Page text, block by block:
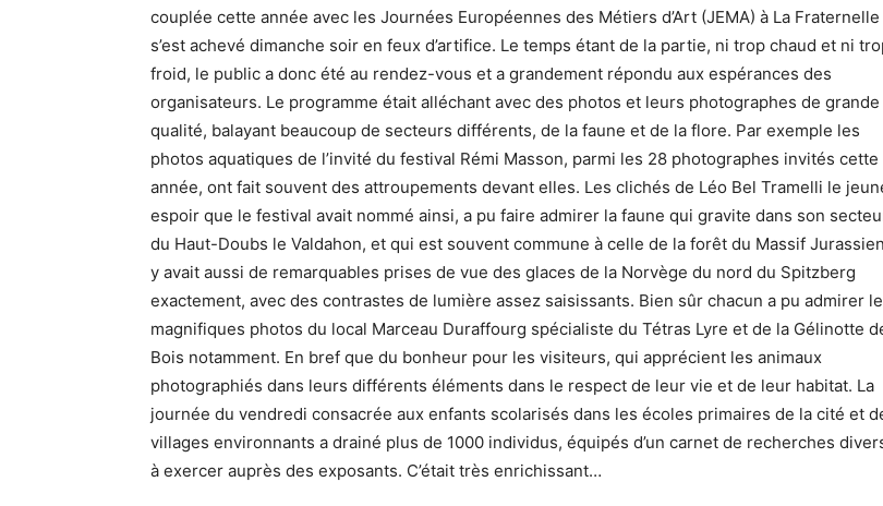
couplée cette année avec les Journées Européennes des Métiers d’Art (JEMA) à La Fraternelle
s’est achevé dimanche soir en feux d’artifice. Le temps étant de la partie, ni trop chaud et ni
froid, le public a donc été au rendez-vous et a grandement répondu aux espérances des
organisateurs. Le programme était alléchant avec des photos et leurs photographes de grande
qualité, balayant beaucoup de secteurs différents, de la faune et de la flore. Par exemple les
photos aquatiques de l’invité du festival Rémi Masson, parmi les 28 photographes invités cette
année, ont fait souvent des attroupements devant elles. Les clichés de Léo Bel Tramelli le
espoir que le festival avait nommé ainsi, a pu faire admirer la faune qui gravite dans son
du Haut-Doubs le Valdahon, et qui est souvent commune à celle de la forêt du Massif
y avait aussi de remarquables prises de vue des glaces de la Norvège du nord du Spitzberg
exactement, avec des contrastes de lumière assez saisissants. Bien sûr chacun a pu admirer
magnifiques photos du local Marceau Duraffourg spécialiste du Tétras Lyre et de la Gélinotte
Bois notamment. En bref que du bonheur pour les visiteurs, qui apprécient les animaux
photographiés dans leurs différents éléments dans le respect de leur vie et de leur habitat. La
journée du vendredi consacrée aux enfants scolarisés dans les écoles primaires de la cité et
villages environnants a drainé plus de 1000 individus, équipés d’un carnet de recherches
à exercer auprès des exposants. C’était très enrichissant…